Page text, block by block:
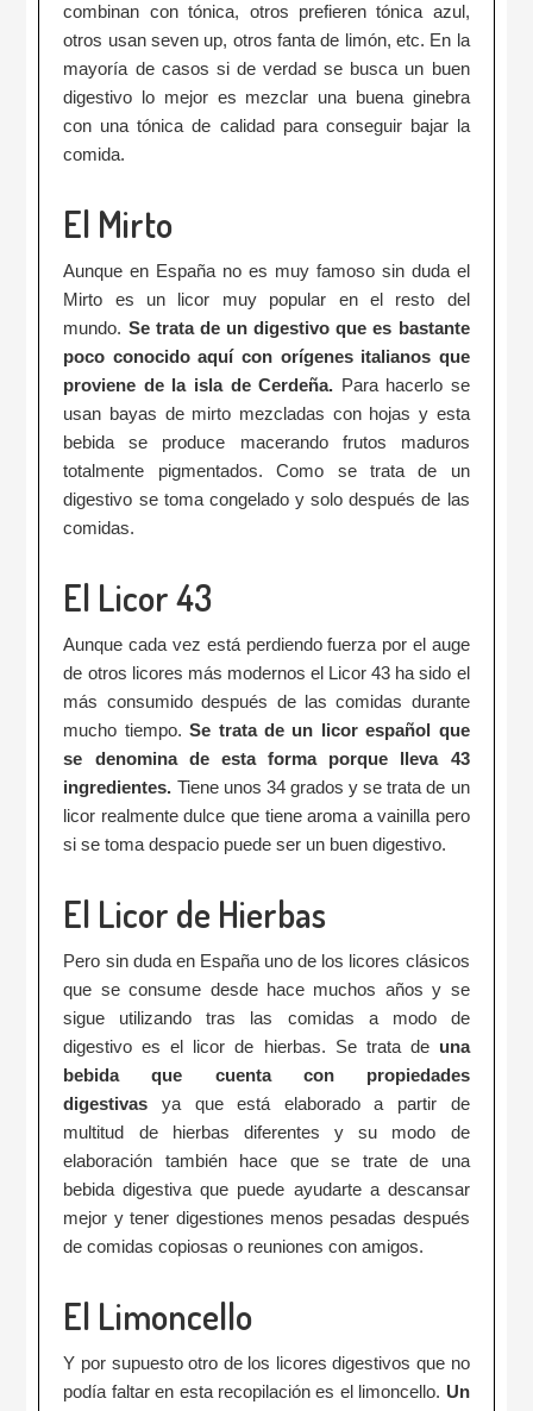
combinan con tónica, otros prefieren tónica azul,
otros usan seven up, otros fanta de limón, etc. En la
mayoría de casos si de verdad se busca un buen
digestivo lo mejor es mezclar una buena ginebra
con una tónica de calidad para conseguir bajar la
comida.
El Mirto
Aunque en España no es muy famoso sin duda el
Mirto es un licor muy popular en el resto del
mundo. Se trata de un digestivo que es bastante
poco conocido aquí con orígenes italianos que
proviene de la isla de Cerdeña. Para hacerlo se
usan bayas de mirto mezcladas con hojas y esta
bebida se produce macerando frutos maduros
totalmente pigmentados. Como se trata de un
digestivo se toma congelado y solo después de las
comidas.
El Licor 43
Aunque cada vez está perdiendo fuerza por el auge
de otros licores más modernos el Licor 43 ha sido el
más consumido después de las comidas durante
mucho tiempo.Se trata de un licor español que
se denomina de esta forma porque lleva 43
ingredientes. Tiene unos 34 grados y se trata de un
licor realmente dulce que tiene aroma a vainilla pero
si se toma despacio puede ser un buen digestivo.
El Licor de Hierbas
Pero sin duda en España uno de los licores clásicos
que se consume desde hace muchos años y se
sigue utilizando tras las comidas a modo de
digestivo es el licor de hierbas. Se trata de una
bebida que cuenta con propiedades
digestivas ya que está elaborado a partir de
multitud de hierbas diferentes y su modo de
elaboración también hace que se trate de una
bebida digestiva que puede ayudarte a descansar
mejor y tener digestiones menos pesadas después
de comidas copiosas o reuniones con amigos.
El Limoncello
Y por supuesto otro de los licores digestivos que no
podía faltar en esta recopilación es el limoncello. Un